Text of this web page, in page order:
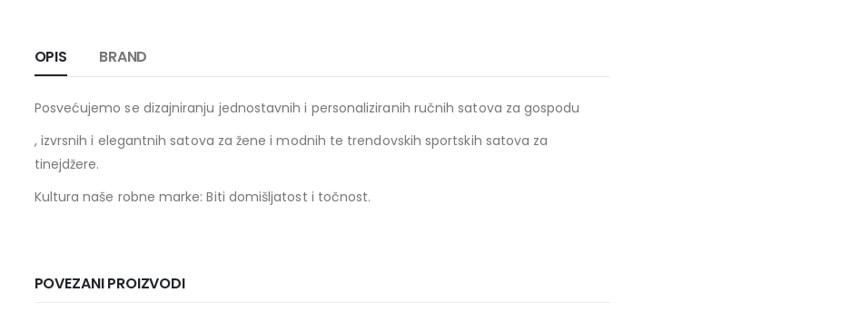
OPIS BRAND
Posvećujemo se dizajniranju jednostavnih i personaliziranih ručnih satova za gospodu
, izvrsnih i elegantnih satova za žene i modnih te trendovskih sportskih satova za
tinejdžere.
Kultura naše robne marke: Biti domišljatost i točnost.
POVEZANI PROIZVODI